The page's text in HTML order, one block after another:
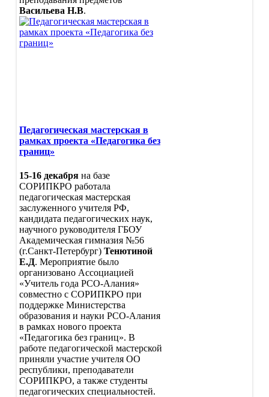
Васильева Н.В.
Педагогическая мастерская в
рамках проекта «Педагогика без
границ»
15-16 декабря на базе
СОРИПКРО работала
педагогическая мастерская
заслуженного учителя РФ,
кандидата педагогических наук,
научного руководителя ГБОУ
Академическая гимназия №56
(г.Санкт-Петербург) Тенютиной
Е.Д. Мероприятие было
организовано Ассоциацией
«Учитель года РСО-Алания»
совместно с СОРИПКРО при
поддержке Министерства
образования и науки РСО-Алания
в рамках нового проекта
«Педагогика без границ». В
работе педагогической мастерской
приняли участие учителя ОО
республики, преподаватели
СОРИПКРО, а также студенты
педагогических специальностей.